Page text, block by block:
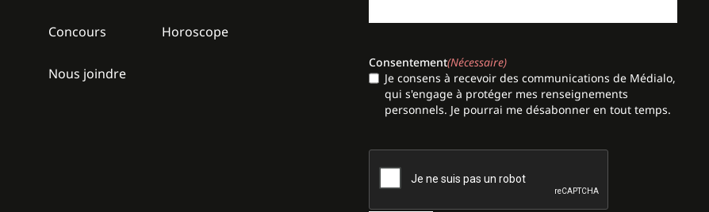
Concours Horoscope
Nous joindre
Consentement(Nécessaire)
Je consens à recevoir des communications de Médialo,
qui s'engage à protéger mes renseignements
personnels. Je pourrai me désabonner en tout temps.
CAPTCHA